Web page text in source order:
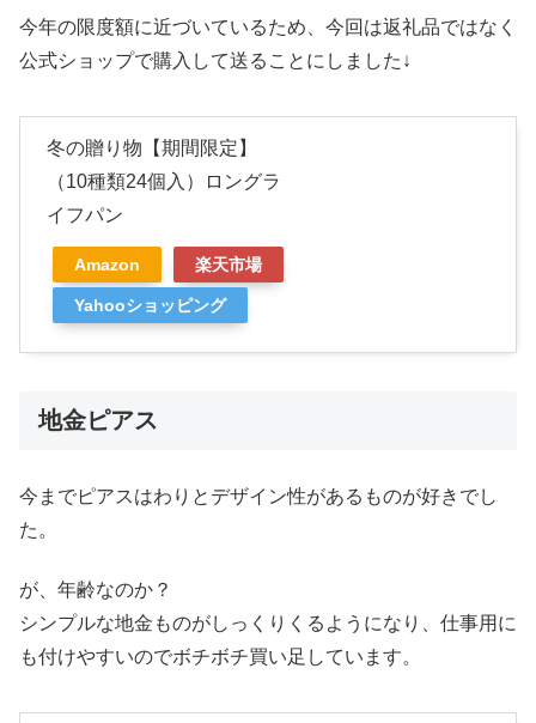
今年の限度額に近づいているため、今回は返礼品ではなく
公式ショップで購入して送ることにしました↓
冬の贈り物【期間限定】
（10種類24個入）ロングラ
イフパン
Amazon 楽天市場
Yahooショッピング
地金ピアス
今までピアスはわりとデザイン性があるものが好きでし
た。
が、年齢なのか？
シンプルな地金ものがしっくりくるようになり、仕事用に
も付けやすいのでボチボチ買い足しています。